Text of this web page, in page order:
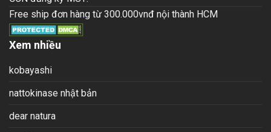
Free ship đơn hàng từ 300.000vnđ nội thành HCM
Xem nhiều
kobayashi
nattokinase nhật bản
dear natura